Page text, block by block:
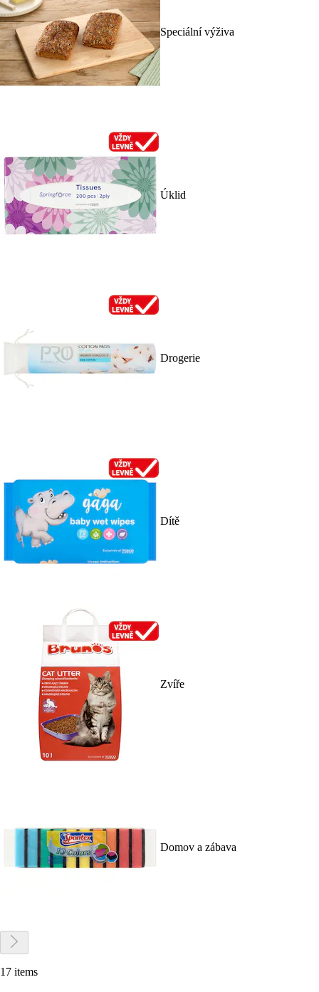
Speciální výživa
Úklid
Drogerie
Dítě
Zvíře
Domov a zábava
17 items